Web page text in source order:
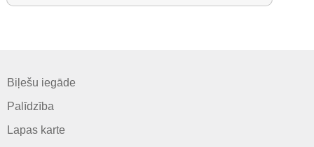
Biļešu iegāde
Palīdzība
Lapas karte